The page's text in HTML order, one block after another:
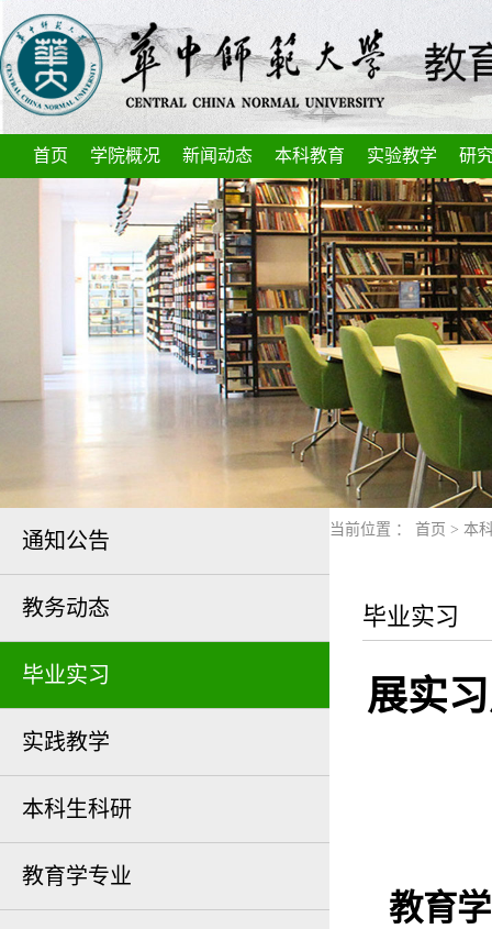
首页 学院概况 新闻动态 本科教育 实验教学 研
通知公告
教务动态
毕业实习
实践教学
本科生科研
教育学专业
当前位置 ： 首页 > 本
毕业实习
展实
教育